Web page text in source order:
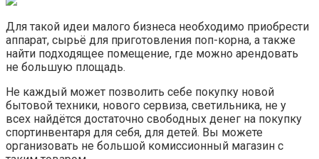
Для такой идеи малого бизнеса необходимо приобрести
аппарат, сырьё для приготовления поп-корна, а также
найти подходящее помещение, где можно арендовать
не большую площадь.
Не каждый может позволить себе покупку новой
бытовой техники, нового сервиза, светильника, не у
всех найдётся достаточно свободных денег на покупку
спортинвентаря для себя, для детей. Вы можете
организовать не большой комиссионный магазин с